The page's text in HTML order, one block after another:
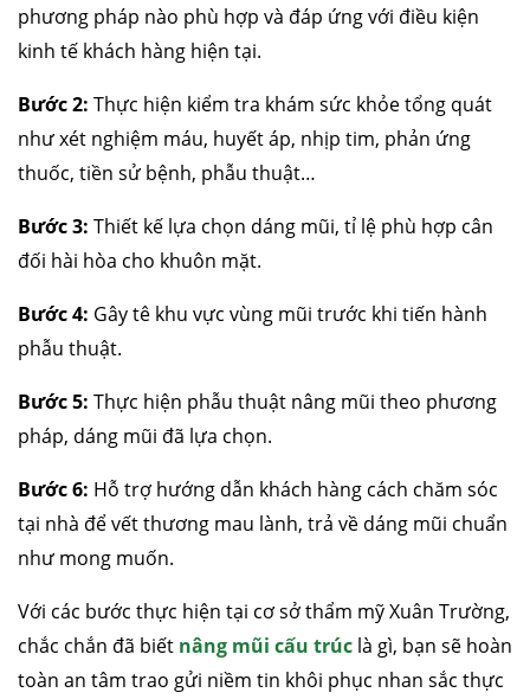
phương pháp nào phù hợp và đáp ứng với điều kiện
kinh tế khách hàng hiện tại.
Bước 2: Thực hiện kiểm tra khám sức khỏe tổng quát
như xét nghiệm máu, huyết áp, nhịp tim, phản ứng
thuốc, tiền sử bệnh, phẫu thuật…
Bước 3: Thiết kế lựa chọn dáng mũi, tỉ lệ phù hợp cân
đối hài hòa cho khuôn mặt.
Bước 4: Gây tê khu vực vùng mũi trước khi tiến hành
phẫu thuật.
Bước 5: Thực hiện phẫu thuật nâng mũi theo phương
pháp, dáng mũi đã lựa chọn.
Bước 6: Hỗ trợ hướng dẫn khách hàng cách chăm sóc
tại nhà để vết thương mau lành, trả về dáng mũi chuẩn
như mong muốn.
Với các bước thực hiện tại cơ sở thẩm mỹ Xuân Trường,
chắc chắn đã biết nâng mũi cấu trúc là gì, bạn sẽ hoàn
toàn an tâm trao gửi niềm tin khôi phục nhan sắc thực